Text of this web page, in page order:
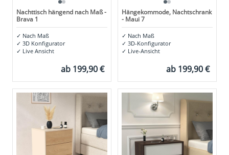
Nachttisch hängend nach Maß -
Brava 1
✓ Nach Maß
✓ 3D Konfigurator
✓ Live Ansicht
ab 199,90 €
Hängekommode, Nachtschrank
- Maui 7
✓ Nach Maß
✓ 3D-Konfigurator
✓ Live-Ansicht
ab 199,90 €